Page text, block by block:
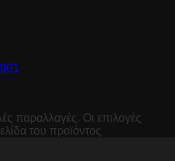
παραλλαγές. Οι επιλογές
του προϊόντος